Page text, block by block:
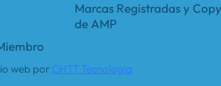
Marcas Registradas y
de AMP
web por CHTT Tecnología